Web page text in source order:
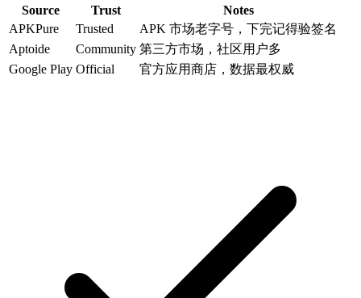
Source Trust
Notes
APKPure
Trusted
APK 市场老字号，下完记得验签名
Aptoide
Community 第三方市场，社区用户多
Google Play Official 官方应用商店，数据最权威